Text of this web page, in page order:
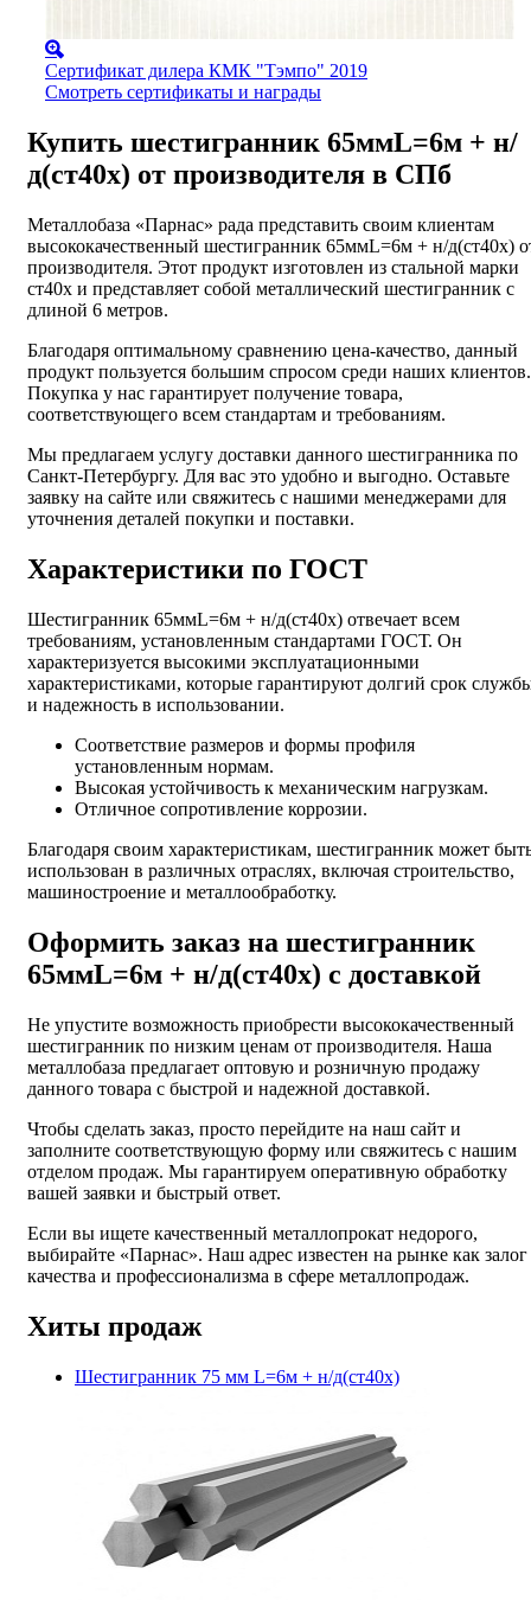
Сертификат дилера КМК "Тэмпо" 2019
Смотреть сертификаты и награды
Купить шестигранник 65ммL=6м + н/
д(ст40х) от производителя в СПб
Металлобаза «Парнас» рада представить своим клиентам
высококачественный шестигранник 65ммL=6м + н/д(ст40х)
производителя. Этот продукт изготовлен из стальной марки
ст40х и представляет собой металлический шестигранник с
длиной 6 метров.
Благодаря оптимальному сравнению цена-качество, данный
продукт пользуется большим спросом среди наших клиентов.
Покупка у нас гарантирует получение товара,
соответствующего всем стандартам и требованиям.
Мы предлагаем услугу доставки данного шестигранника по
Санкт-Петербургу. Для вас это удобно и выгодно. Оставьте
заявку на сайте или свяжитесь с нашими менеджерами для
уточнения деталей покупки и поставки.
Характеристики по ГОСТ
Шестигранник 65ммL=6м + н/д(ст40х) отвечает всем
требованиям, установленным стандартами ГОСТ. Он
характеризуется высокими эксплуатационными
характеристиками, которые гарантируют долгий срок
и надежность в использовании.
Соответствие размеров и формы профиля
установленным нормам.
Высокая устойчивость к механическим нагрузкам.
Отличное сопротивление коррозии.
Благодаря своим характеристикам, шестигранник может
использован в различных отраслях, включая строительство,
машиностроение и металлообработку.
Оформить заказ на шестигранник
65ммL=6м + н/д(ст40х) с доставкой
Не упустите возможность приобрести высококачественный
шестигранник по низким ценам от производителя. Наша
металлобаза предлагает оптовую и розничную продажу
данного товара с быстрой и надежной доставкой.
Чтобы сделать заказ, просто перейдите на наш сайт и
заполните соответствующую форму или свяжитесь с нашим
отделом продаж. Мы гарантируем оперативную обработку
вашей заявки и быстрый ответ.
Если вы ищете качественный металлопрокат недорого,
выбирайте «Парнас». Наш адрес известен на рынке как залог
качества и профессионализма в сфере металлопродаж.
Хиты продаж
Шестигранник 75 мм L=6м + н/д(ст40х)